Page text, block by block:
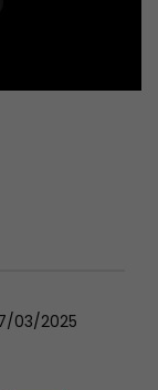
03/2025